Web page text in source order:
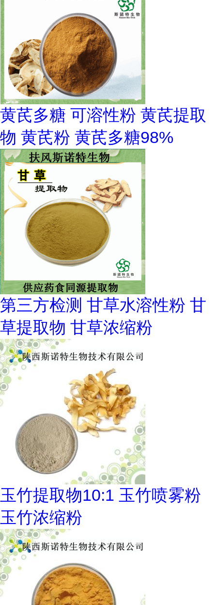
黄芪多糖 可溶性粉 黄芪提取
物 黄芪粉 黄芪多糖98%
第三方检测 甘草水溶性粉 甘
草提取物 甘草浓缩粉
玉竹提取物10:1 玉竹喷雾粉
玉竹浓缩粉